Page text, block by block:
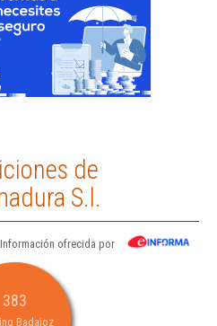
de
S.l.
Información ofrecida por
383
Badajoz